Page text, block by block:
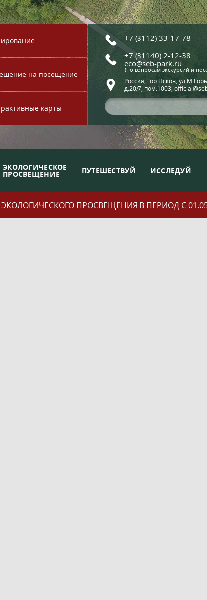
на посещение
карты
+7 (8112) 33-17-78
+7 (81140) 2-12-38
eco@seb-park.ru
(по вопросам экскурсий и
Россия, гор.Псков,
д.20/7, пом.1003,
ЭКОЛОГИЧЕСКОЕ
ПРОСВЕЩЕНИЕ ПУТЕШЕСТВУЙ ИССЛЕДУЙ
ПРОСВЕЩЕНИЯ В ПЕРИОД С